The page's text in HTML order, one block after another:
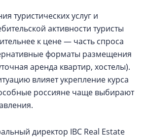
туристических услуг и
активности туристы
к цене — часть спроса
форматы размещения
аренда квартир, хостелы).
влияет укрепление курса
россияне чаще выбирают
директор IBC Real Estate